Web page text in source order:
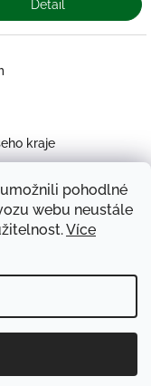
pohodlné
webu neustále
Více
do košíku
produkty"
Detail
kraje
si svojí
celkem